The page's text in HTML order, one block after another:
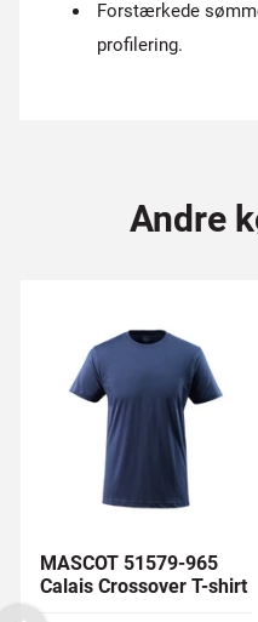
Forstærkede
profilering.
Andre
MASCOT 51579-965
Calais Crossover T-shirt